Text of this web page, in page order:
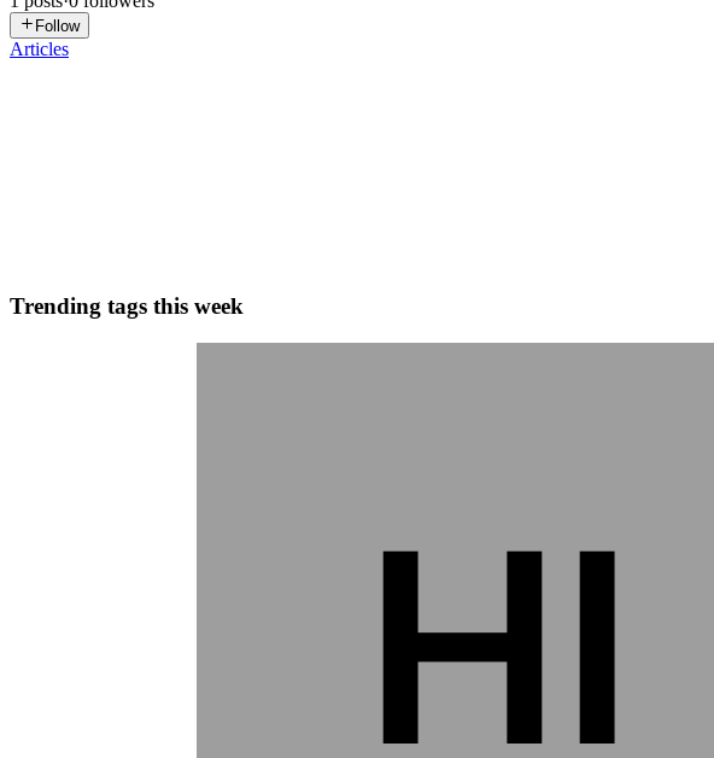
Follow
Articles
Trending tags this week